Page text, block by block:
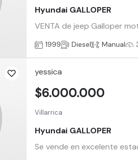
Hyundai GALLOPER
VENTA de jeep Galloper
1999 Diesel Manual
yessica
Villarrica
Hyundai GALLOPER
Se vende en excelente
$6.000.000